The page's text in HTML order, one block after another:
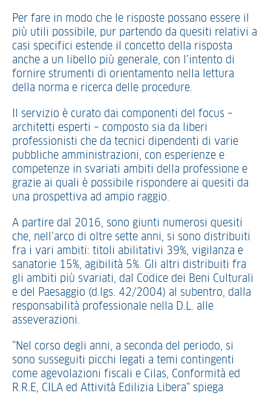
Per fare in modo che le risposte possano essere il
più utili possibile, pur partendo da quesiti relativi a
casi specifici estende il concetto della risposta
anche a un libello più generale, con l’intento di
fornire strumenti di orientamento nella lettura
della norma e ricerca delle procedure.
Il servizio è curato dai componenti del focus –
architetti esperti – composto sia da liberi
professionisti che da tecnici dipendenti di varie
pubbliche amministrazioni, con esperienze e
competenze in svariati ambiti della professione e
grazie ai quali è possibile rispondere ai quesiti da
una prospettiva ad ampio raggio.
A partire dal 2016, sono giunti numerosi quesiti
che, nell’arco di oltre sette anni, si sono distribuiti
fra i vari ambiti: titoli abilitativi 39%, vigilanza e
sanatorie 15%, agibilità 5%. Gli altri distribuiti fra
gli ambiti più svariati, dal Codice dei Beni Culturali
e del Paesaggio (d.lgs. 42/2004) al subentro, dalla
responsabilità professionale nella D.L. alle
asseverazioni.
“Nel corso degli anni, a seconda del periodo, si
sono susseguiti picchi legati a temi contingenti
come agevolazioni fiscali e Cilas, Conformità ed
R.R.E, CILA ed Attività Edilizia Libera” spiega